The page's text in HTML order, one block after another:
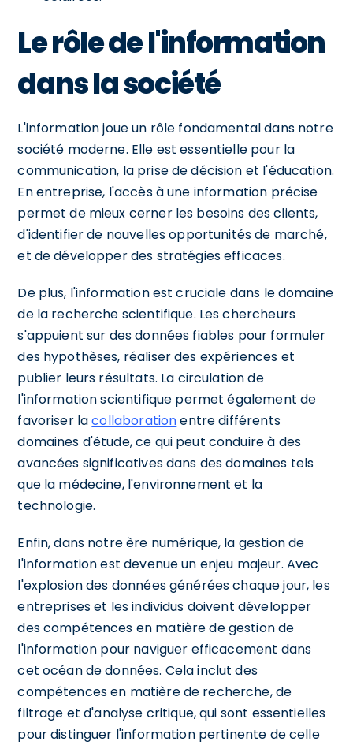
Le rôle de l'information
dans la société
L'information joue un rôle fondamental dans notre
société moderne. Elle est essentielle pour la
communication, la prise de décision et l'éducation.
En entreprise, l'accès à une information précise
permet de mieux cerner les besoins des clients,
d'identifier de nouvelles opportunités de marché,
et de développer des stratégies efficaces.
De plus, l'information est cruciale dans le domaine
de la recherche scientifique. Les chercheurs
s'appuient sur des données fiables pour formuler
des hypothèses, réaliser des expériences et
publier leurs résultats. La circulation de
l'information scientifique permet également de
favoriser lacollaborationentre différents
domaines d'étude, ce qui peut conduire à des
avancées significatives dans des domaines tels
que la médecine, l'environnement et la
technologie.
Enfin, dans notre ère numérique, la gestion de
l'information est devenue un enjeu majeur. Avec
l'explosion des données générées chaque jour, les
entreprises et les individus doivent développer
des compétences en matière de gestion de
l'information pour naviguer efficacement dans
cet océan de données. Cela inclut des
compétences en matière de recherche, de
filtrage et d'analyse critique, qui sont essentielles
pour distinguer l'information pertinente de celle